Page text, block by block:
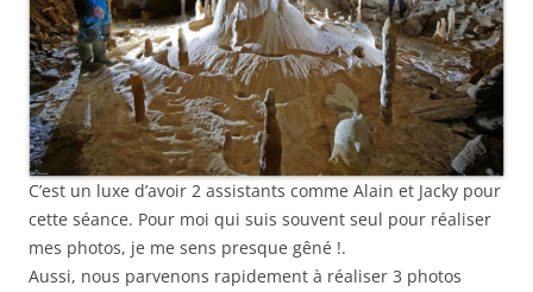
C’est un luxe d’avoir 2 assistants comme Alain et Jacky pour
cette séance. Pour moi qui suis souvent seul pour réaliser
mes photos, je me sens presque gêné !.
Aussi, nous parvenons rapidement à réaliser 3 photos